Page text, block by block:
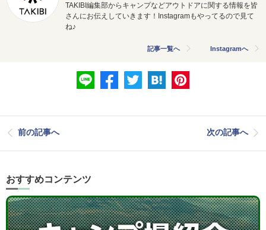
TAKIBI編集部からキャンプなどアウトドアに関する情報を皆
さんにお伝えしていきます！Instagramもやってるので見て
ね♪
記事一覧へ Instagramへ
前の記事へ 次の記事へ
おすすめコンテンツ